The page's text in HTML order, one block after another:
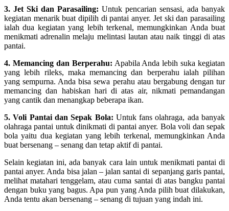
3. Jet Ski dan Parasailing: Untuk pencarian sensasi, ada banyak
kegiatan menarik buat dipilih di pantai anyer. Jet ski dan parasailing
ialah dua kegiatan yang lebih terkenal, memungkinkan Anda buat
menikmati adrenalin melaju melintasi lautan atau naik tinggi di atas
pantai.
4. Memancing dan Berperahu: Apabila Anda lebih suka kegiatan
yang lebih rileks, maka memancing dan berperahu ialah pilihan
yang sempurna. Anda bisa sewa perahu atau bergabung dengan tur
memancing dan habiskan hari di atas air, nikmati pemandangan
yang cantik dan menangkap beberapa ikan.
5. Voli Pantai dan Sepak Bola: Untuk fans olahraga, ada banyak
olahraga pantai untuk dinikmati di pantai anyer. Bola voli dan sepak
bola yaitu dua kegiatan yang lebih terkenal, memungkinkan Anda
buat bersenang – senang dan tetap aktif di pantai.
Selain kegiatan ini, ada banyak cara lain untuk menikmati pantai di
pantai anyer. Anda bisa jalan – jalan santai di sepanjang garis pantai,
melihat matahari tenggelam, atau cuma santai di atas bangku pantai
dengan buku yang bagus. Apa pun yang Anda pilih buat dilakukan,
Anda tentu akan bersenang – senang di tujuan yang indah ini.